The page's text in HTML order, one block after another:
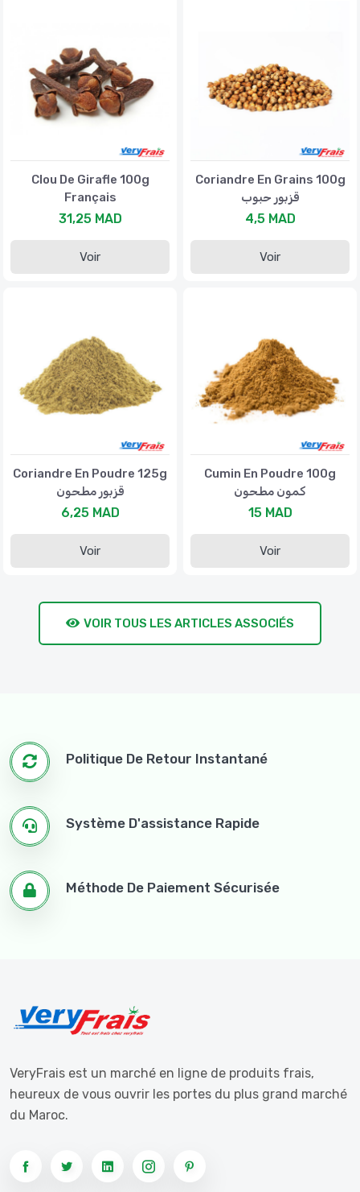
Clou De Girafle 100g
Français
31,25 MAD
Voir
Coriandre En Grains 100g
قزبور حبوب
4,5 MAD
Voir
Coriandre En Poudre 125g
قزبور مطحون
6,25 MAD
Voir
Cumin En Poudre 100g
كمون مطحون
15 MAD
Voir
VOIR TOUS LES ARTICLES ASSOCIÉS
Politique De Retour Instantané
Système D'assistance Rapide
Méthode De Paiement Sécurisée
VeryFrais est un marché en ligne de produits frais,
heureux de vous ouvrir les portes du plus grand marché
du Maroc.